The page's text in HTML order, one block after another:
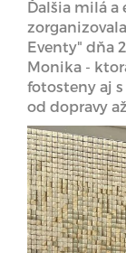
Ďalšia milá a
Eventy" dňa
Monika -
fotosteny aj
od dopravy